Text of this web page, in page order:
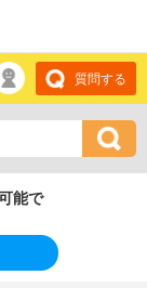
質問する
能で